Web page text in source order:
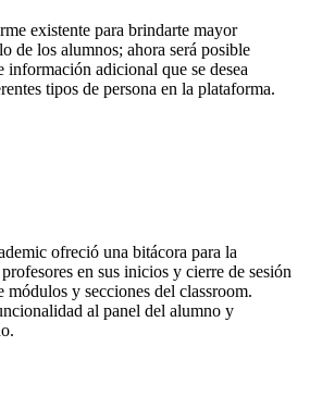
existente para brindarte mayor
de los alumnos; ahora será posible
información adicional que se desea
tipos de persona en la plataforma.
ofreció una bitácora para la
en sus inicios y cierre de sesión
módulos y secciones del classroom.
al panel del alumno y